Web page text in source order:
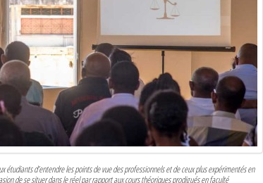
d’entendre les points de vue des professionnels et de ceux plus expérimentés en
de se situer dans le réel par rapport aux cours théoriques prodigués en faculté